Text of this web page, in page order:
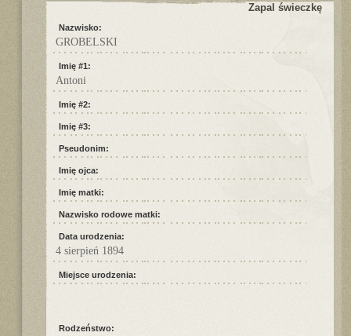
Zapal świeczkę
Nazwisko:
GROBELSKI
Imię #1:
Antoni
Imię #2:
Imię #3:
Pseudonim:
Imię ojca:
Imię matki:
Nazwisko rodowe matki:
Data urodzenia:
4 sierpień 1894
Miejsce urodzenia:
Rodzeństwo: